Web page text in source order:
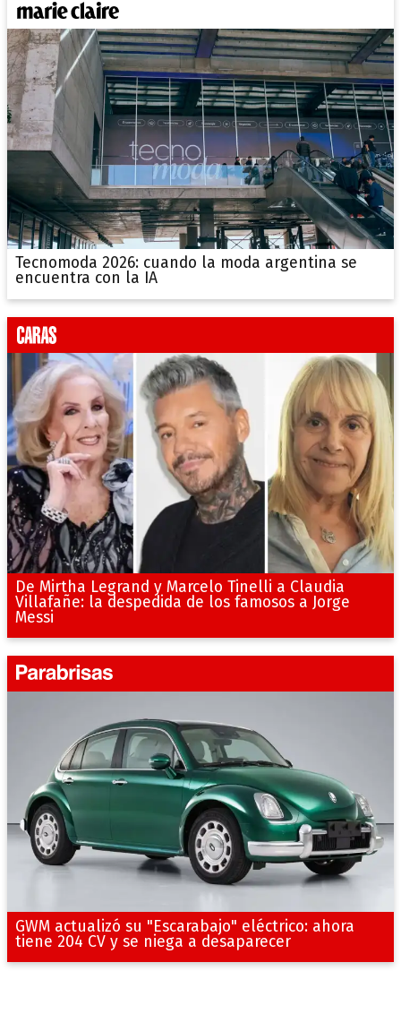
Tecnomoda 2026: cuando la moda argentina se
encuentra con la IA
De Mirtha Legrand y Marcelo Tinelli a Claudia
Villafañe: la despedida de los famosos a Jorge
Messi
GWM actualizó su "Escarabajo" eléctrico: ahora
tiene 204 CV y se niega a desaparecer